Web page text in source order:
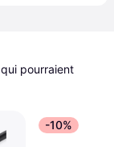
pourraient
-10%